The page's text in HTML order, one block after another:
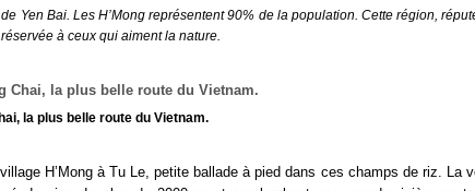
Yen Bai. Les H’Mong représentent 90% de la population. Cette région,
à ceux qui aiment la nature.
Chai, la plus belle route du Vietnam.
la plus belle route du Vietnam.
H’Mong à Tu Le, petite ballade à pied dans ces champs de riz. La